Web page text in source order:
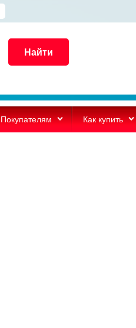
Найти
Покупателям Как купить